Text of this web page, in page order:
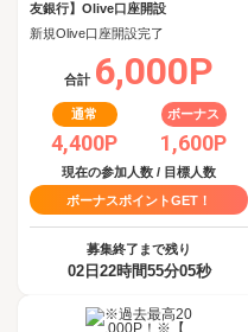
友銀行】Olive口座開設
新規Olive口座開設完了
合計 6,000P
通常
4,400P
ボーナス
1,600P
現在の参加人数 / 目標人数
ボーナスポイントGET！
募集終了まで残り
02日22時間55分04秒